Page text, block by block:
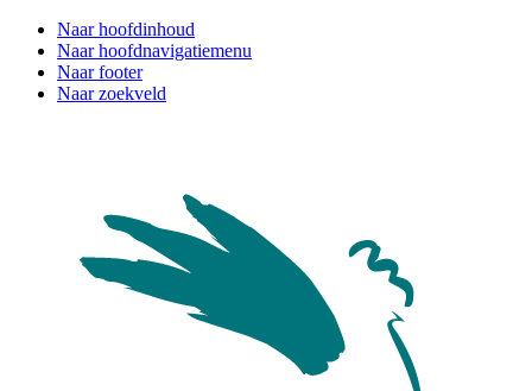
Naar hoofdinhoud
Naar hoofdnavigatiemenu
Naar footer
Naar zoekveld